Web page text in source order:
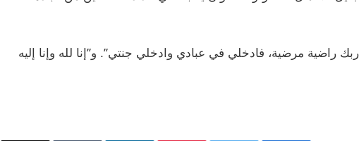
راضية مرضية، فادخلي في عبادي وادخلي جنتي”. و”إنا لله وإنا إليه